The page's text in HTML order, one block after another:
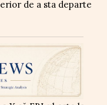
de a sta departe